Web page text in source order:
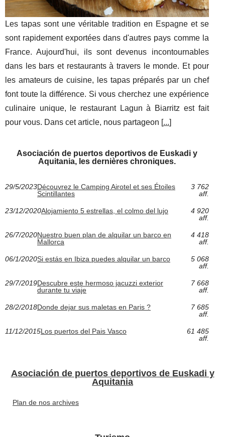
Les tapas sont une véritable tradition en Espagne et se
sont rapidement exportées dans d'autres pays comme la
France. Aujourd'hui, ils sont devenus incontournables
dans les bars et restaurants à travers le monde. Et pour
les amateurs de cuisine, les tapas préparés par un chef
font toute la différence. Si vous cherchez une expérience
culinaire unique, le restaurant Lagun à Biarritz est fait
pour vous. Dans cet article, nous partageon [...]
Asociación de puertos deportivos de Euskadi y
Aquitania, les dernières chroniques.
29/5/2023Découvrez le Camping Airotel et ses Étoiles
Scintillantes
3 762
aff.
23/12/2020Alojamiento 5 estrellas, el colmo del lujo
4 920
aff.
26/7/2020Nuestro buen plan de alquilar un barco en
Mallorca
4 418
aff.
06/1/2020Si estás en Ibiza puedes alquilar un barco
5 068
aff.
29/7/2019Descubre este hermoso jacuzzi exterior
durante tu viaje
7 668
aff.
28/2/2018Donde dejar sus maletas en Paris ?
7 685
aff.
11/12/2015Los puertos del Pais Vasco
61 485
aff.
Asociación de puertos deportivos de Euskadi y
Aquitania
Plan de nos archives